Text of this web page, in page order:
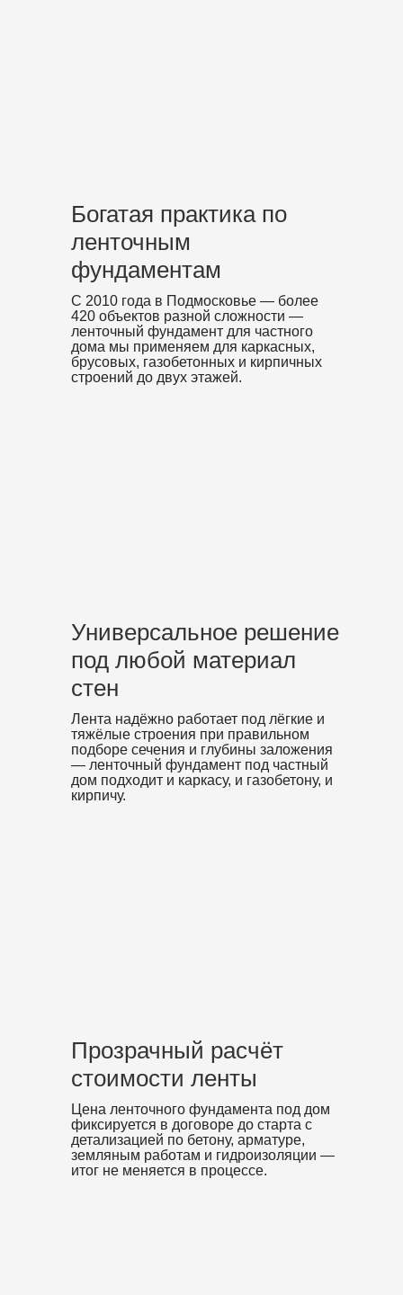
Богатая практика по
ленточным
фундаментам
С 2010 года в Подмосковье — более
420 объектов разной сложности —
ленточный фундамент для частного
дома мы применяем для каркасных,
брусовых, газобетонных и кирпичных
строений до двух этажей.
Универсальное решение
под любой материал
стен
Лента надёжно работает под лёгкие и
тяжёлые строения при правильном
подборе сечения и глубины заложения
— ленточный фундамент под частный
дом подходит и каркасу, и газобетону, и
кирпичу.
Прозрачный расчёт
стоимости ленты
Цена ленточного фундамента под дом
фиксируется в договоре до старта с
детализацией по бетону, арматуре,
земляным работам и гидроизоляции —
итог не меняется в процессе.